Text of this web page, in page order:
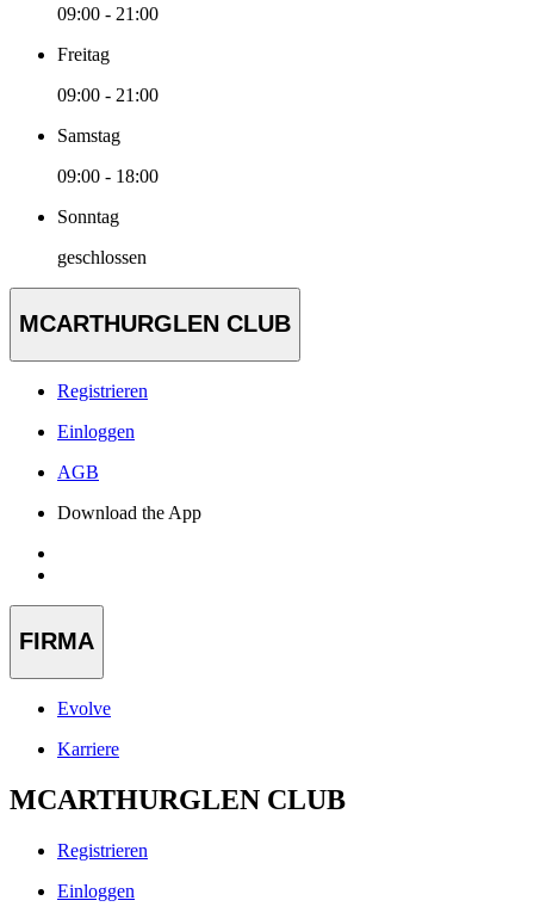
09:00 - 21:00
Freitag
09:00 - 21:00
Samstag
09:00 - 18:00
Sonntag
geschlossen
MCARTHURGLEN CLUB
Registrieren
Einloggen
AGB
Download the App
FIRMA
Evolve
Karriere
MCARTHURGLEN CLUB
Registrieren
Einloggen